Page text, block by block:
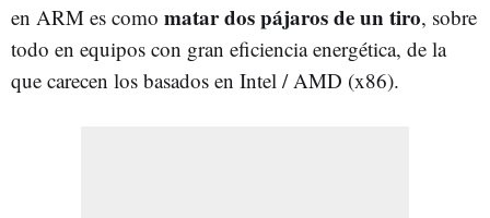
en ARM es como matar dos pájaros de un tiro, sobre
todo en equipos con gran eficiencia energética, de la
que carecen los basados en Intel / AMD (x86).